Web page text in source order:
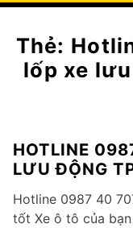
Thẻ:
lốp xe
HOTLINE
LƯU ĐỘNG
Hotline 0987 40
tốt Xe ô tô của